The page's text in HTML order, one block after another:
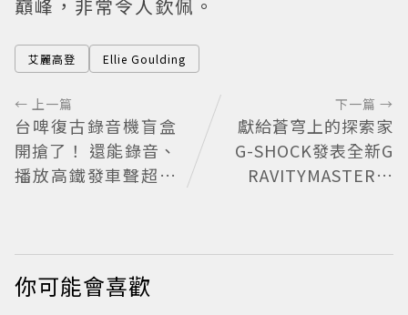
巔峰，非常令人欽佩。
艾麗高登 Ellie Goulding
← 上一篇
台啤復古錄音機盲盒
開搶了！ 還能錄音、
播放高鐵發車聲超有
下一篇 →
獻給蒼穹上的探索家
G-SHOCK發表全新G
RAVITYMASTER飛
你可能會喜歡